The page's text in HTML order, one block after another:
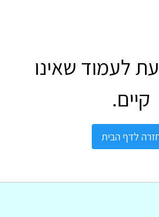
לעמוד שאינו
קיים.
לדף הבית